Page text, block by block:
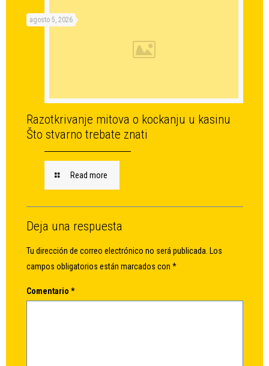
agosto 5, 2026
Razotkrivanje mitova o kockanju u kasinu
Što stvarno trebate znati
Read more
Deja una respuesta
Tu dirección de correo electrónico no será publicada. Los
campos obligatorios están marcados con *
Comentario *